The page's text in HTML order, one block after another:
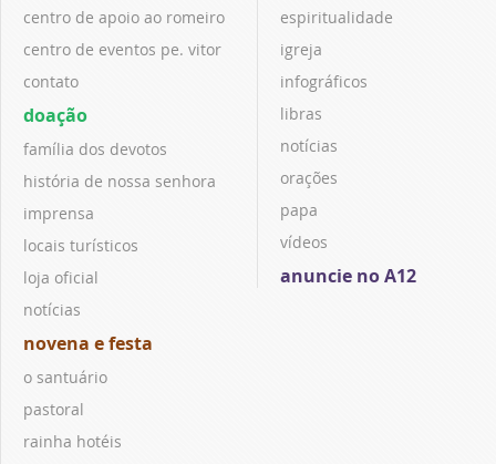
centro de apoio ao romeiro
centro de eventos pe. vitor
contato
doação
família dos devotos
história de nossa senhora
imprensa
locais turísticos
loja oficial
notícias
novena e festa
o santuário
pastoral
rainha hotéis
espiritualidade
igreja
infográficos
libras
notícias
orações
papa
vídeos
anuncie no A12